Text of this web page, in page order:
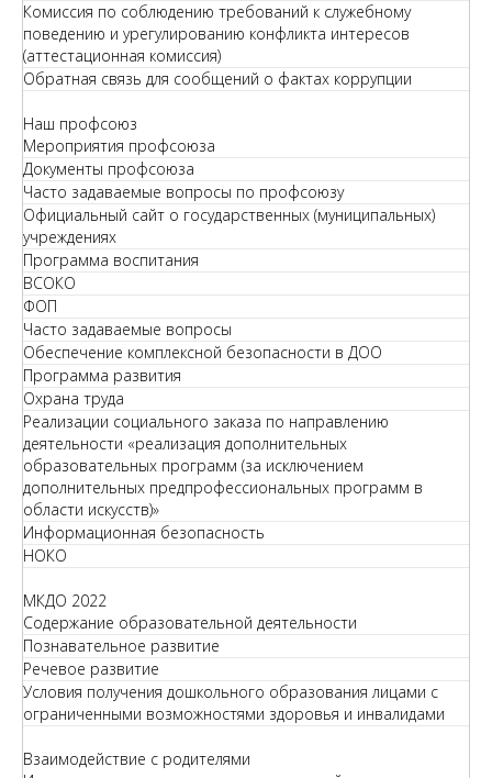
Комиссия по соблюдению требований к служебному
поведению и урегулированию конфликта интересов
(аттестационная комиссия)
Обратная связь для сообщений о фактах коррупции
Наш профсоюз
Мероприятия профсоюза
Документы профсоюза
Часто задаваемые вопросы по профсоюзу
Официальный сайт о государственных (муниципальных)
учреждениях
Программа воспитания
ВСОКО
ФОП
Часто задаваемые вопросы
Обеспечение комплексной безопасности в ДОО
Программа развития
Охрана труда
Реализации социального заказа по направлению
деятельности «реализация дополнительных
образовательных программ (за исключением
дополнительных предпрофессиональных программ в
области искусств)»
Информационная безопасность
НОКО
МКДО 2022
Содержание образовательной деятельности
Познавательное развитие
Речевое развитие
Условия получения дошкольного образования лицами с
ограниченными возможностями здоровья и инвалидами
Взаимодействие с родителями